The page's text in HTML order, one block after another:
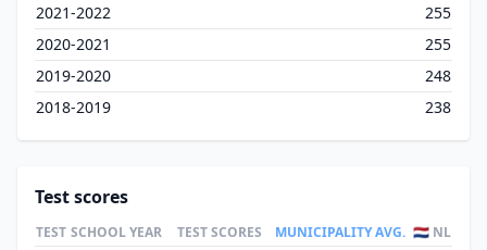
2021-2022
255
2020-2021
255
2019-2020
248
2018-2019
238
Test scores
TEST SCHOOL YEAR TEST SCORES MUNICIPALITY AVG. 🇳🇱 NL